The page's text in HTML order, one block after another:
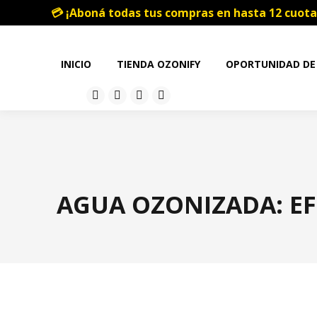
💳 ¡Aboná todas tus compras en hasta 12
INICIO TIENDA OZONIFY OPORTUNIDAD
AGUA OZONIZADA: